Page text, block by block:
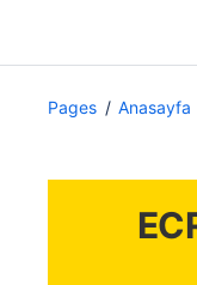
Pages Anasayfa